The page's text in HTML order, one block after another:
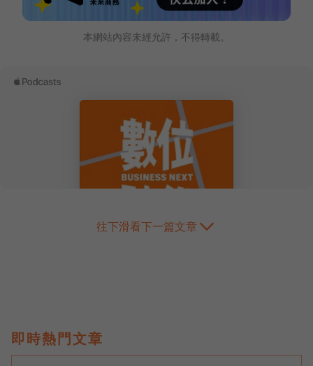
本網站內容未經允許，不得轉載。
往下滑看下一篇文章
即時熱門文章